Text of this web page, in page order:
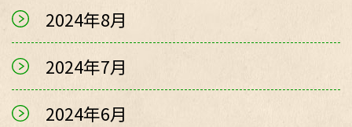
2024年8月
2024年7月
2024年6月